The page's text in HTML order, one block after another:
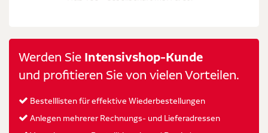
Werden Sie Intensivshop-Kunde
und profitieren Sie von vielen Vorteilen.
Bestelllisten für effektive Wiederbestellungen
Anlegen mehrerer Rechnungs- und Lieferadressen